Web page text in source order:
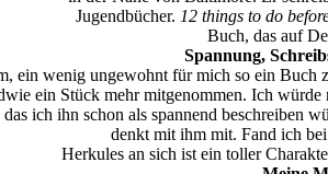
Jugendbücher. 12 things to do
Buch, das auf
Spannung,
ein wenig ungewohnt für mich so ein Buch
ein Stück mehr mitgenommen. Ich
ich ihn schon als spannend beschreiben
denkt mit ihm mit. Fand ich
Herkules an sich ist ein toller